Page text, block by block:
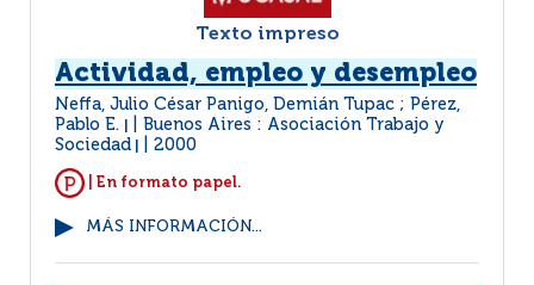
Texto impreso
Actividad, empleo y desempleo
Neffa, Julio César Panigo, Demián Tupac ; Pérez,
Pablo E.
Buenos Aires : Asociación Trabajo y
Sociedad
2000
| En formato papel.
MÁS INFORMACIÓN...